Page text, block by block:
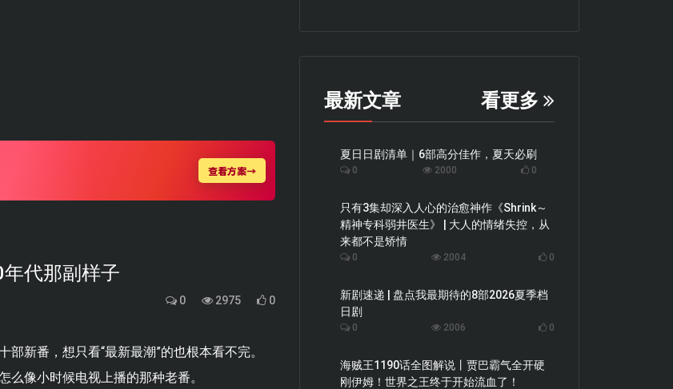
代那副样子
0 2975 0
新番，想只看“最新最潮”的也根本看不完。
像小时候电视上播的那种老番。
最新文章 看更多
夏日日剧清单｜6部高分佳作，夏天必刷
0 2000 0
只有3集却深入人心的治愈神作《Shrink～
精神专科弱井医生》 | 大人的情绪失控，从
来都不是矫情
0 2004 0
新剧速递 | 盘点我最期待的8部2026夏季档
日剧
0 2006 0
海贼王1190话全图解说丨贾巴霸气全开硬
刚伊姆！世界之王终于开始流血了！